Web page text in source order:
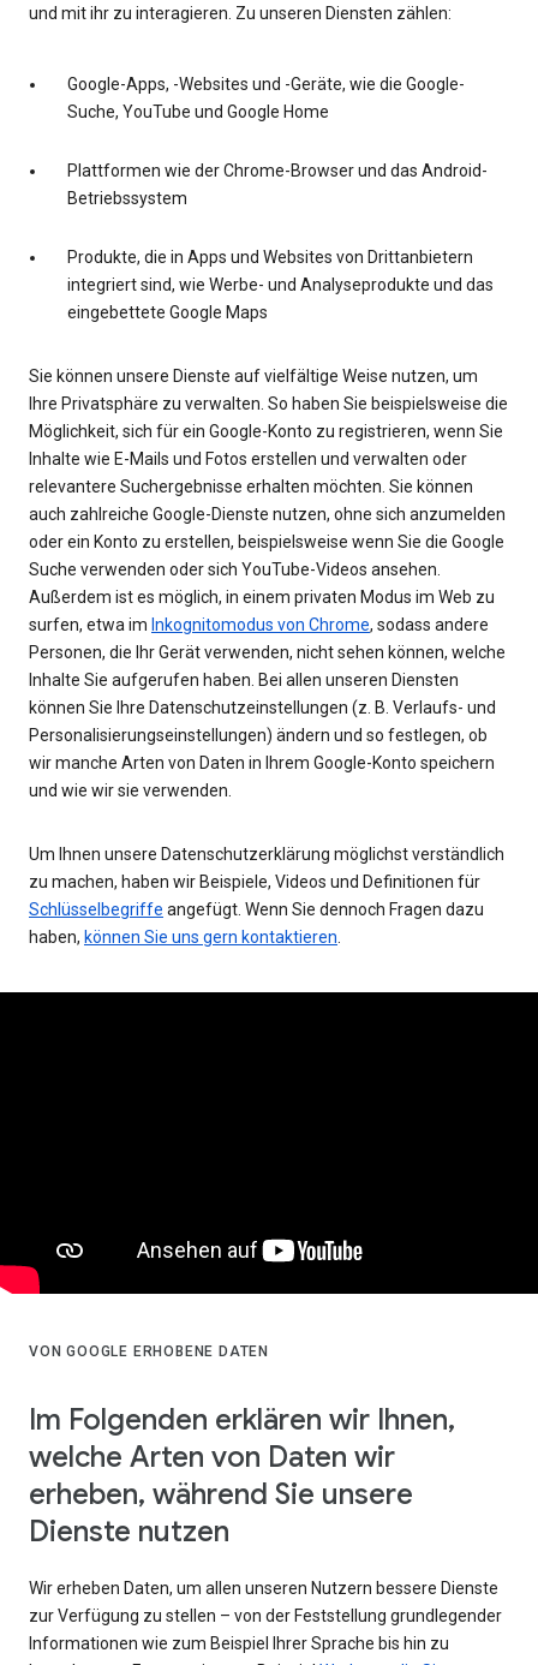
und mit ihr zu interagieren. Zu unseren Diensten zählen:
Google-Apps, -Websites und -Geräte, wie die Google-
Suche, YouTube und Google Home
Plattformen wie der Chrome-Browser und das Android-
Betriebssystem
Produkte, die in Apps und Websites von Drittanbietern
integriert sind, wie Werbe- und Analyseprodukte und das
eingebettete Google Maps
Sie können unsere Dienste auf vielfältige Weise nutzen, um
Ihre Privatsphäre zu verwalten. So haben Sie beispielsweise die
Möglichkeit, sich für ein Google-Konto zu registrieren, wenn Sie
Inhalte wie E-Mails und Fotos erstellen und verwalten oder
relevantere Suchergebnisse erhalten möchten. Sie können
auch zahlreiche Google-Dienste nutzen, ohne sich anzumelden
oder ein Konto zu erstellen, beispielsweise wenn Sie die Google
Suche verwenden oder sich YouTube-Videos ansehen.
Außerdem ist es möglich, in einem privaten Modus im Web zu
surfen, etwa im Inkognitomodus von Chrome, sodass andere
Personen, die Ihr Gerät verwenden, nicht sehen können, welche
Inhalte Sie aufgerufen haben. Bei allen unseren Diensten
können Sie Ihre Datenschutzeinstellungen (z. B. Verlaufs- und
Personalisierungseinstellungen) ändern und so festlegen, ob
wir manche Arten von Daten in Ihrem Google-Konto speichern
und wie wir sie verwenden.
Um Ihnen unsere Datenschutzerklärung möglichst verständlich
zu machen, haben wir Beispiele, Videos und Definitionen für
Schlüsselbegriffe angefügt. Wenn Sie dennoch Fragen dazu
haben, können Sie uns gern kontaktieren
VON GOOGLE ERHOBENE DATEN
Im Folgenden erklären wir Ihnen,
welche Arten von Daten wir
erheben, während Sie unsere
Dienste nutzen
Wir erheben Daten, um allen unseren Nutzern bessere Dienste
zur Verfügung zu stellen – von der Feststellung grundlegender
Informationen wie zum Beispiel Ihrer Sprache bis hin zu